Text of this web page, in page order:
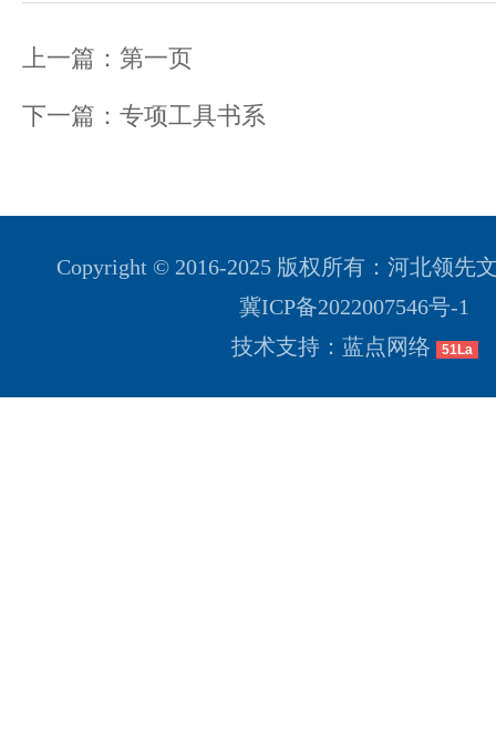
上一篇： 第一页
下一篇： 专项工具书系
Copyright © 2016-2025 版权所有：河北领先
冀ICP备2022007546号-1
技术支持：蓝点网络
51La